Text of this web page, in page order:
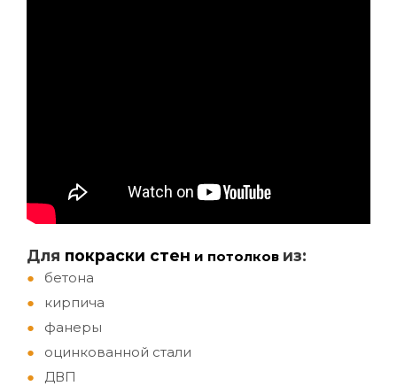
Для покраски стен и потолков из:
бетона
кирпича
фанеры
оцинкованной стали
ДВП